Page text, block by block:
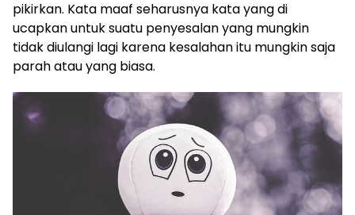
pikirkan. Kata maaf seharusnya kata yang di
ucapkan untuk suatu penyesalan yang mungkin
tidak diulangi lagi karena kesalahan itu mungkin saja
parah atau yang biasa.